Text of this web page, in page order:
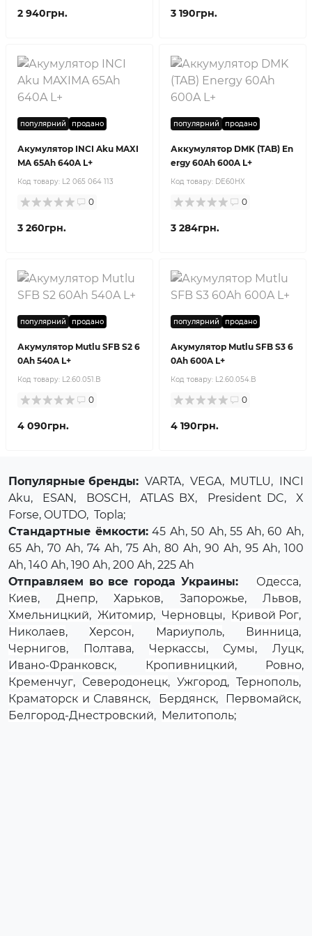
2 940грн. 3 190грн.
популярний продано
Акумулятор INCI Aku MAXI
MA 65Ah 640A L+
Код товару: L2 065 064 113
0
3 260грн.
популярний продано
Аккумулятор DMK (TAB) En
ergy 60Ah 600A L+
Код товару: DE60HX
0
3 284грн.
популярний продано
Акумулятор Mutlu SFB S2 6
0Ah 540A L+
Код товару: L2.60.051.B
0
4 090грн.
популярний продано
Акумулятор Mutlu SFB S3 6
0Ah 600A L+
Код товару: L2.60.054.B
0
4 190грн.
Популярные бренды: VARTA, VEGA, MUTLU, INCI
Aku, ESAN, BOSCH,ATLAS BX, President DC,X
Forse, OUTDO, Topla;
Стандартные ёмкости:45 Ah, 50 Ah, 55 Ah, 60 Ah,
65 Ah, 70 Ah, 74 Ah, 75 Ah, 80 Ah, 90 Ah, 95 Ah, 100
Ah, 140 Ah, 190 Ah, 200 Ah, 225 Ah
Отправляем во все города Украины:
Одесса,
Киев, Днепр, Харьков, Запорожье, Львов,
Хмельницкий, Житомир, Черновцы, Кривой Рог,
Николаев,Херсон, Мариуполь, Винница,
Чернигов, Полтава, Черкассы, Сумы, Луцк,
Ивано-Франковск, Кропивницкий, Ровно,
Кременчуг, Северодонецк, Ужгород, Тернополь,
Краматорск и Славянск, Бердянск, Первомайск,
Белгород-Днестровский, Мелитополь;